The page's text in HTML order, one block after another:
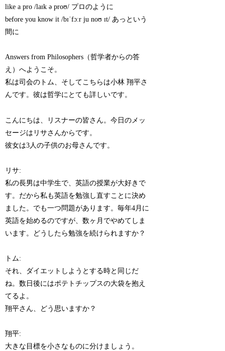
like a pro /laɪk ə proʊ/ プロのように
before you know it /bɪˈfɔːr ju noʊ ɪt/ あっという
間に
Answers from Philosophers（哲学者からの答
え）へようこそ。
私は司会のトム、そしてこちらは小林 翔平さ
んです。彼は哲学にとても詳しいです。
こんにちは、リスナーの皆さん。今日のメッ
セージはリサさんからです。
彼女は3人の子供のお母さんです。
リサ:
私の長男は中学生で、英語の授業が大好きで
す。だから私も英語を勉強し直すことに決め
ました。でも一つ問題があります。毎年4月に
英語を始めるのですが、数ヶ月でやめてしま
います。どうしたら勉強を続けられますか？
トム:
それ、ダイエットしようとする時と同じだ
ね。数日後にはポテトチップスの大袋を抱え
てるよ。
翔平さん、どう思いますか？
翔平:
大きな目標を小さなものに分けましょう。